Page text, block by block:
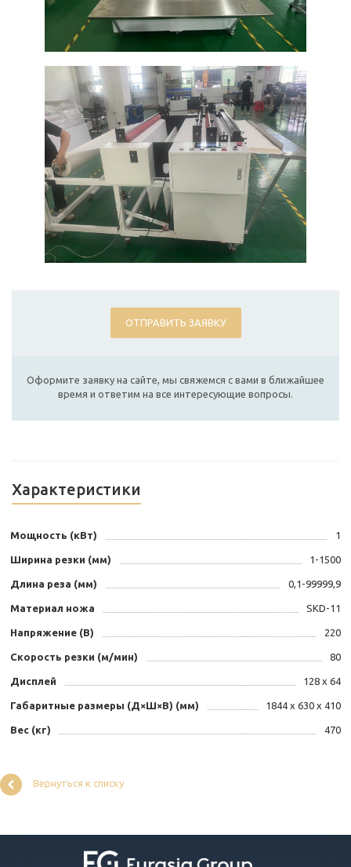
ОТПРАВИТЬ ЗАЯВКУ
Оформите заявку на сайте, мы свяжемся с вами в ближайшее
время и ответим на все интересующие вопросы.
Характеристики
Мощность (кВт) 1
Ширина резки (мм) 1-1500
Длина реза (мм) 0,1-99999,9
Материал ножа SKD-11
Напряжение (В) 220
Скорость резки (м/мин) 80
Дисплей 128 х 64
Габаритные размеры (Д×Ш×В) (мм) 1844 х 630 х 410
Вес (кг) 470
Вернуться к списку